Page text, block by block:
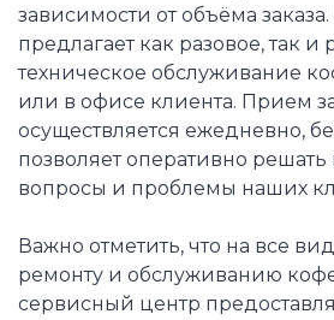
зависимости от объёма
предлагает как разовое, так и
техническое обслуживание
или в офисе клиента. Прием
осуществляется ежедневно,
позволяет оперативно
вопросы и проблемы наших
Важно отметить, что на все
ремонту и обслуживанию
сервисный центр